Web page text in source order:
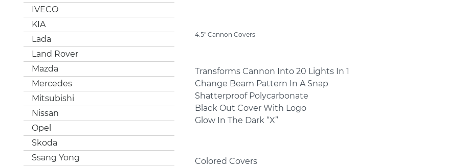
IVECO
KIA
Lada
Land Rover
Mazda
Mercedes
Mitsubishi
Nissan
Opel
Skoda
Ssang Yong
4.5" Cannon Covers
Transforms Cannon Into 20 Lights In 1
Change Beam Pattern In A Snap
Shatterproof Polycarbonate
Black Out Cover With Logo
Glow In The Dark “X”
Colored Covers